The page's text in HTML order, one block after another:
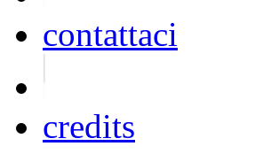
contattaci
credits